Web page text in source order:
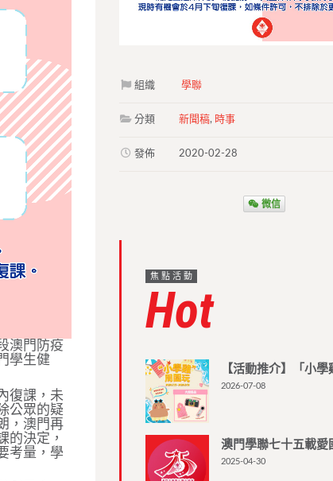
澳門防疫
學生健
復課，未
公眾的疑
，澳門再
的決定，
考量，學
組織 學聯
分類 新聞稿, 時事
發佈 2020-02-28
微信
焦點活動
Hot
【活動推介】「小
2026-07-08
澳門學聯七十五載愛
2025-04-30